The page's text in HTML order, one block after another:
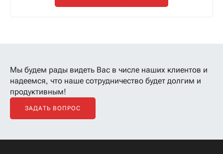
Мы будем рады видеть Вас в числе наших клиентов и
надеемся, что наше сотрудничество будет долгим и
продуктивным!
ЗАДАТЬ ВОПРОС